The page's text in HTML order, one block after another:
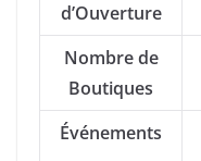
d’Ouverture
Nombre de
Boutiques
Événements